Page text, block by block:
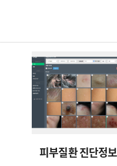
피부질환 진단정